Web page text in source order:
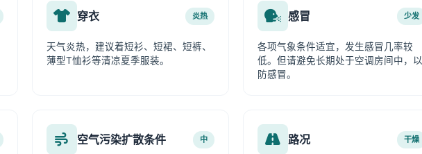
穿衣 炎热
天气炎热，建议着短衫、短裙、短裤、
薄型T恤衫等清凉夏季服装。
感冒 少发
各项气象条件适宜，发生感冒几率较
低。但请避免长期处于空调房间中，以
防感冒。
空气污染扩散条件 中 路况 干燥